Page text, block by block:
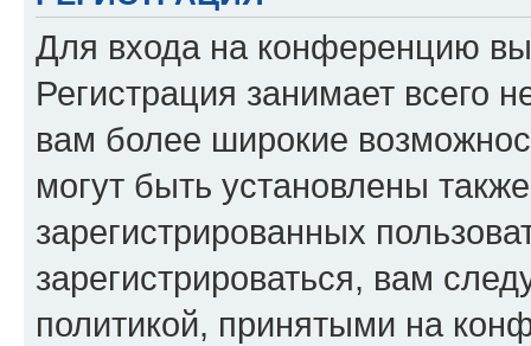
Для входа на конференцию
Регистрация занимает всего
вам более широкие
могут быть установлены
зарегистрированных
зарегистрироваться, вам
политикой, принятыми на